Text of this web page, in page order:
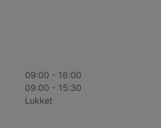
09:00 - 16:00
09:00 - 15:30
Lukket